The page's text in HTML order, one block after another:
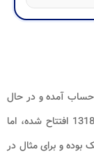
آمده و در حال
در سال 1318 افتتاح شده، اما
بوده و برای مثال در